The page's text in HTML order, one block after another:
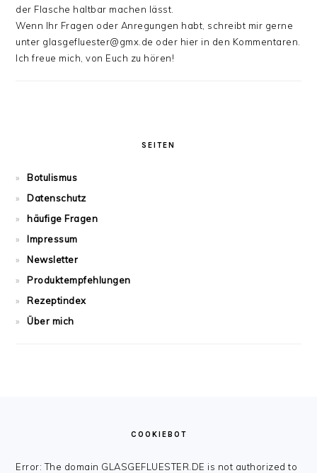
der Flasche haltbar machen lässt.
Wenn Ihr Fragen oder Anregungen habt, schreibt mir gerne
unter glasgefluester@gmx.de oder hier in den Kommentaren.
Ich freue mich, von Euch zu hören!
SEITEN
Botulismus
Datenschutz
häufige Fragen
Impressum
Newsletter
Produktempfehlungen
Rezeptindex
Über mich
COOKIEBOT
Error: The domain GLASGEFLUESTER.DE is not authorized to